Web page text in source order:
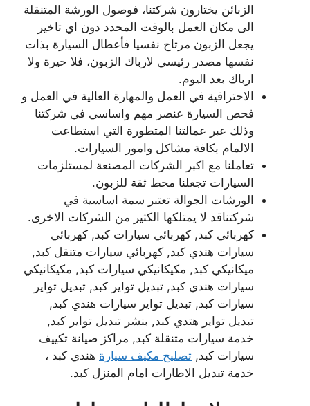
الزبائن يختارون شركتنا، فوصول الورشة المتنقلة
الى مكان العمل بالوقت المحدد دون اي تاخير
يجعل الزبون مرتاح نفسيا فأعطال السيارة بذات
نفسها مصدر رئيسي لارباك الزبون، فلا حيرة ولا
ارباك بعد اليوم.
الاحترافية في العمل والمهارة العالية في العمل و
فحص السيارة عنصر مهم واساسي في شركتنا
وذلك عبر عمالتنا المتطورة التي استطاعت
الالمام بكافة مشاكل وامور السيارات.
تعاملنا مع اكبر الشركات المصنعة لمستلزمات
السيارات تجعلنا محط ثقة للزبون.
الورشات الجوالة تعتبر سمة اساسية في
شركتناقد لا يمتلكها الكثير من الشركات الاخرى.
كهربائي كبد, كهربائي سيارات كبد, كهربائي
سيارات هندي كبد, كهربائي سيارات متنقل كبد,
ميكانيكي كبد, مكيكانيكي سيارات كبد, مكيكانيكي
سيارات هندي كبد, تبديل تواير كبد, تبديل تواير
سيارات كبد, تبديل تواير سيارات هندي كبد,
تبديل تواير هتدي كبد, بنشر تبديل تواير كبد,
خدمة سيارات متنقلة كبد, مراكز صيانة تكييف
سيارات كبد, تصليح مكيف سيارة هندي كبد ،
خدمة تبديل الاطارات امام المنزل كبد.